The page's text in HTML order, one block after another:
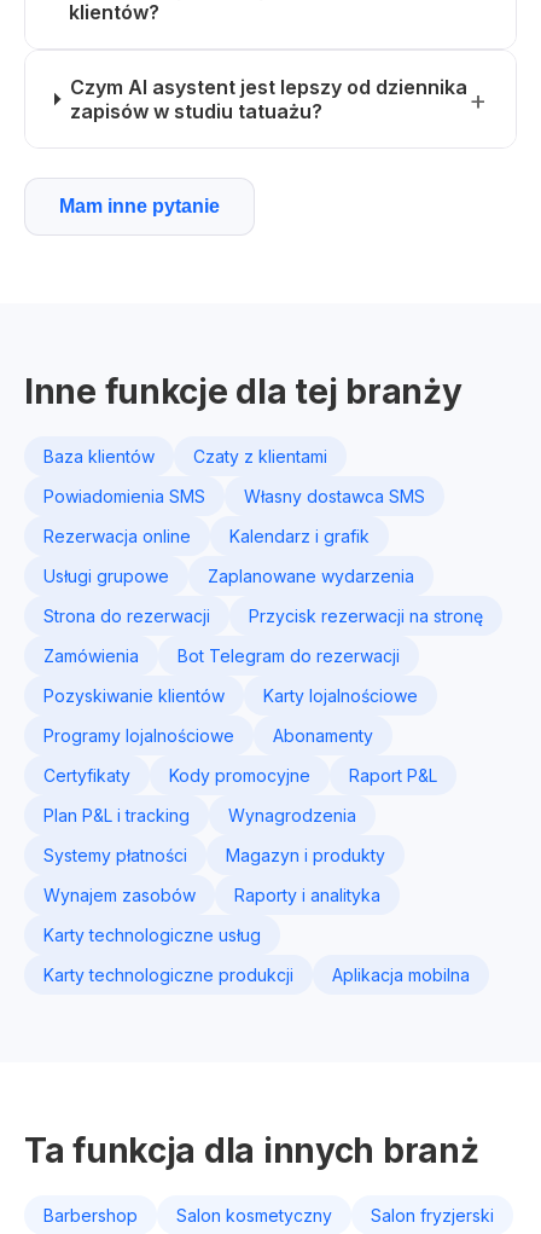
klientów?
Czym AI asystent jest lepszy od dziennika
zapisów w studiu tatuażu?
Mam inne pytanie
Inne funkcje dla tej branży
Baza klientów
Czaty z klientami
Powiadomienia SMS
Własny dostawca SMS
Rezerwacja online
Kalendarz i grafik
Usługi grupowe
Zaplanowane wydarzenia
Strona do rezerwacji
Przycisk rezerwacji na stronę
Zamówienia
Bot Telegram do rezerwacji
Pozyskiwanie klientów
Karty lojalnościowe
Programy lojalnościowe
Abonamenty
Certyfikaty
Kody promocyjne
Raport P&L
Plan P&L i tracking
Wynagrodzenia
Systemy płatności
Magazyn i produkty
Wynajem zasobów
Raporty i analityka
Karty technologiczne usług
Karty technologiczne produkcji
Aplikacja mobilna
Ta funkcja dla innych branż
Barbershop Salon kosmetyczny Salon fryzjerski